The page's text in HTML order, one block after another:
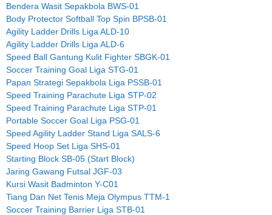
Bendera Wasit Sepakbola BWS-01
Body Protector Softball Top Spin BPSB-01
Agility Ladder Drills Liga ALD-10
Agility Ladder Drills Liga ALD-6
Speed Ball Gantung Kulit Fighter SBGK-01
Soccer Training Goal Liga STG-01
Papan Strategi Sepakbola Liga PSSB-01
Speed Training Parachute Liga STP-02
Speed Training Parachute Liga STP-01
Portable Soccer Goal Liga PSG-01
Speed Agility Ladder Stand Liga SALS-6
Speed Hoop Set Liga SHS-01
Starting Block SB-05 (Start Block)
Jaring Gawang Futsal JGF-03
Kursi Wasit Badminton Y-C01
Tiang Dan Net Tenis Meja Olympus TTM-1
Soccer Training Barrier Liga STB-01